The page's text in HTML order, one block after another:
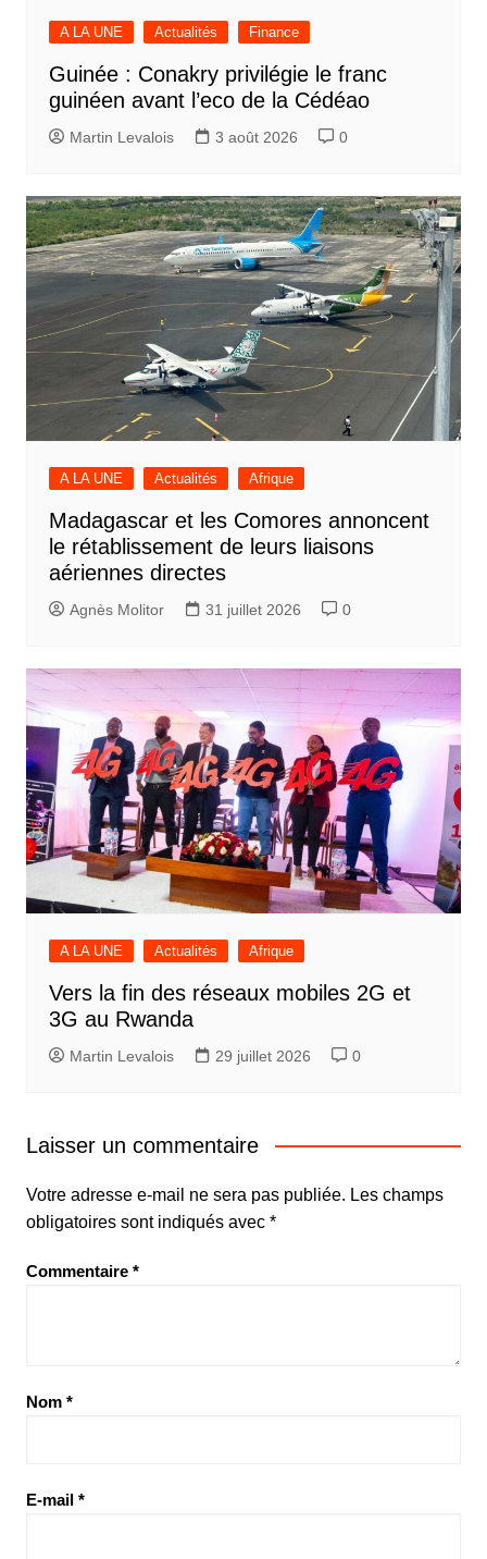
A LA UNE Actualités Finance
Guinée : Conakry privilégie le franc
guinéen avant l’eco de la Cédéao
Martin Levalois 3 août 2026 0
A LA UNE Actualités Afrique
Madagascar et les Comores annoncent
le rétablissement de leurs liaisons
aériennes directes
Agnès Molitor 31 juillet 2026 0
A LA UNE Actualités Afrique
Vers la fin des réseaux mobiles 2G et
3G au Rwanda
Martin Levalois 29 juillet 2026 0
Laisser un commentaire
Votre adresse e-mail ne sera pas publiée. Les champs
obligatoires sont indiqués avec *
Commentaire *
Nom *
E-mail *